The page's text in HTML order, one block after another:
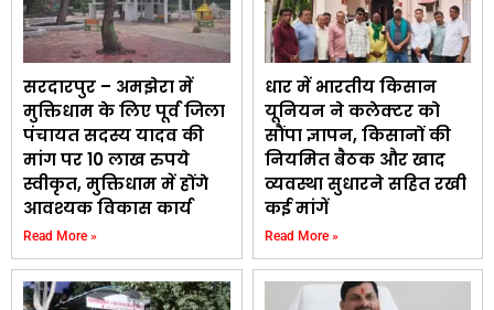
सरदारपुर – अमझेरा में
मुक्तिधाम के लिए पूर्व जिला
पंचायत सदस्य यादव की
मांग पर 10 लाख रुपये
स्वीकृत, मुक्तिधाम में होंगे
आवश्यक विकास कार्य
Read More »
धार में भारतीय किसान
यूनियन ने कलेक्टर को
सौंपा ज्ञापन, किसानों की
नियमित बैठक और खाद
व्यवस्था सुधारने सहित रखी
कई मांगें
Read More »